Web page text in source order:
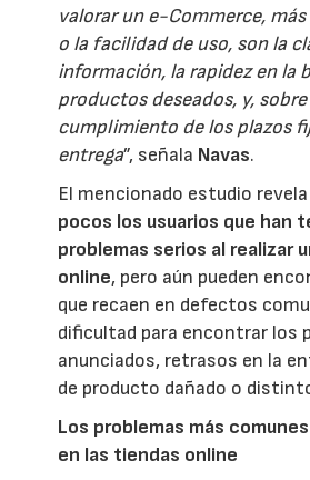
valorar un e-Commerce,
o la facilidad de uso, son la
información, la rapidez en la
productos deseados, y,
cumplimiento de los plazos
entrega”, señala Navas.
El mencionado estudio revela
pocos los usuarios que han
problemas serios al realizar
online, pero aún pueden
que recaen en defectos
dificultad para encontrar los
anunciados, retrasos en la
de producto dañado o
Los problemas más
en las tiendas online